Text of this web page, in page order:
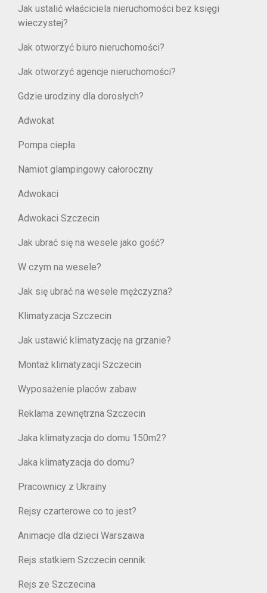
Jak ustalić właściciela nieruchomości bez księgi
wieczystej?
Jak otworzyć biuro nieruchomości?
Jak otworzyć agencje nieruchomości?
Gdzie urodziny dla dorosłych?
Adwokat
Pompa ciepła
Namiot glampingowy całoroczny
Adwokaci
Adwokaci Szczecin
Jak ubrać się na wesele jako gość?
W czym na wesele?
Jak się ubrać na wesele mężczyzna?
Klimatyzacja Szczecin
Jak ustawić klimatyzację na grzanie?
Montaż klimatyzacji Szczecin
Wyposażenie placów zabaw
Reklama zewnętrzna Szczecin
Jaka klimatyzacja do domu 150m2?
Jaka klimatyzacja do domu?
Pracownicy z Ukrainy
Rejsy czarterowe co to jest?
Animacje dla dzieci Warszawa
Rejs statkiem Szczecin cennik
Rejs ze Szczecina